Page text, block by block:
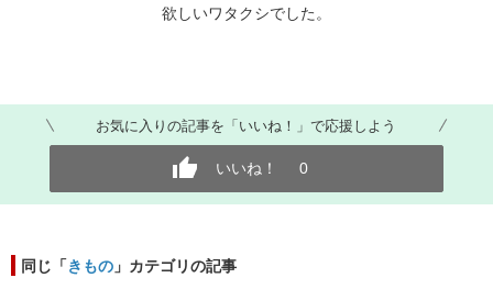
欲しいワタクシでした。
お気に入りの記事を「いいね！」で応援しよう
いいね！ 0
同じ「きもの 」カテゴリの記事